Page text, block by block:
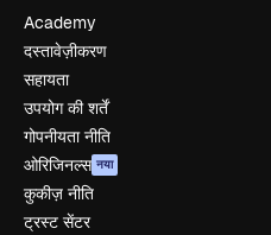
Academy
दस्तावेज़ीकरण
सहायता
उपयोग की शर्तें
गोपनीयता नीति
ओरिजिनल्स नया
कुकीज़ नीति
ट्रस्ट सेंटर